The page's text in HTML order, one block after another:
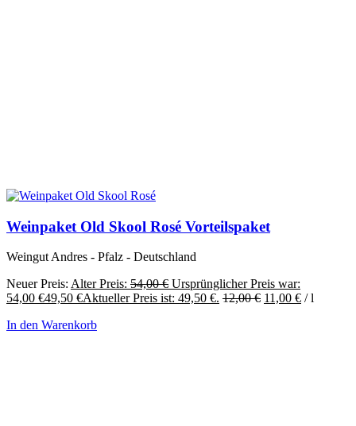
Weinpaket Old Skool Rosé Vorteilspaket
Weingut Andres - Pfalz - Deutschland
Neuer Preis: Alter Preis: 54,00€ Ursprünglicher Preis war:
54,00 €49,50 €Aktueller Preis ist: 49,50 €. 12,00€ 11,00 € /l
In den Warenkorb